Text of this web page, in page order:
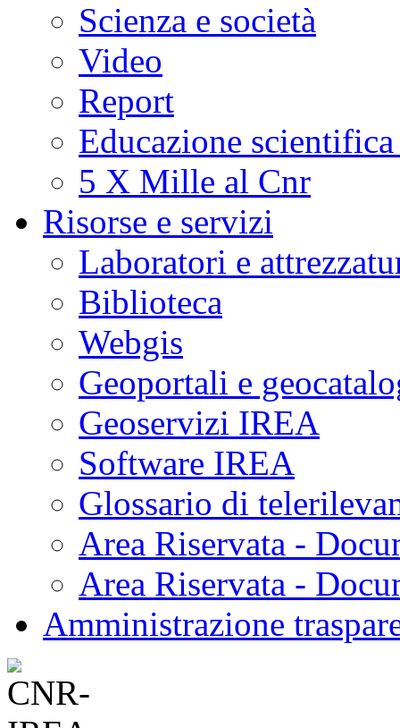
Scienza e società
Video
Report
Educazione
5 X Mille al Cnr
Risorse e servizi
Laboratori e
Biblioteca
Webgis
Geoportali e
Geoservizi IREA
Software IREA
Glossario di
Area Riservata -
Area Riservata -
Amministrazione